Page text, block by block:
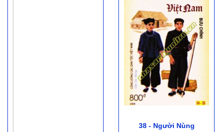
38 - Người Nùng